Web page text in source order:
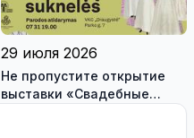
29 июля 2026
Не пропустите открытие
выставки «Свадебные
платья» и лекцию историка